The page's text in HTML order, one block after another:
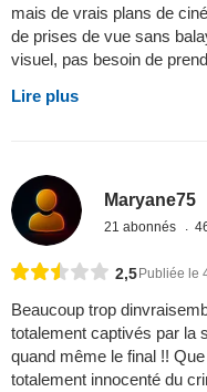
mais de vrais plans de
de prises de vue sans
visuel, pas besoin de
Lire plus
Maryane75
21 abonnés
2,5 Publiée le
Beaucoup trop
totalement captivés par la
quand même le final !!
totalement innocenté du